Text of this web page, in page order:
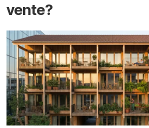
vente?